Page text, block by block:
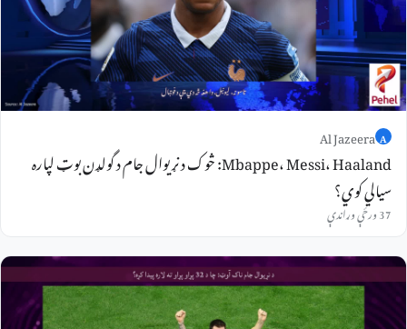
A
Al Jazeera
Mbappe، Messi، Haaland: څوک د نړیوال جام د گولډن بوټ لپاره
سیالي کوي؟
37 ورځې وړاندې